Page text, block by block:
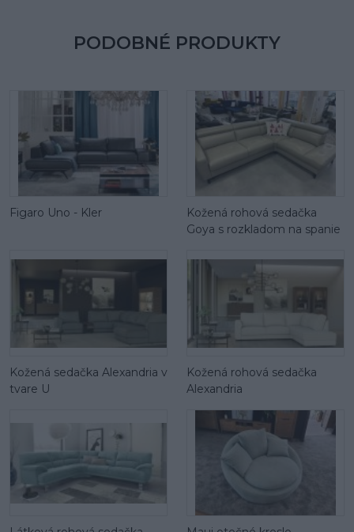
PODOBNÉ PRODUKTY
Figaro Uno - Kler
Kožená rohová sedačka
Goya s rozkladom na spanie
Kožená sedačka Alexandria v
tvare U
Kožená rohová sedačka
Alexandria